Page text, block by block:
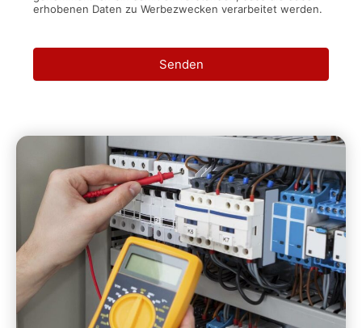
erhobenen Daten zu Werbezwecken verarbeitet werden.
Senden